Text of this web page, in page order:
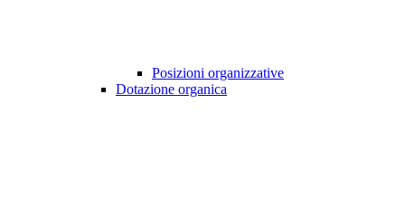
Posizioni organizzative
Dotazione organica